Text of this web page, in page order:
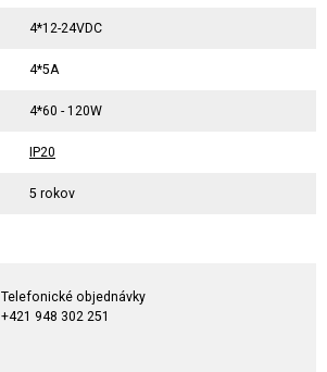
4*12-24VDC
4*5A
4*60 - 120W
IP20
5 rokov
Telefonické objednávky
+421 948 302 251